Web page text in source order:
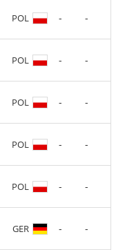
POL - -
POL - -
POL - -
POL - -
POL - -
GER - -